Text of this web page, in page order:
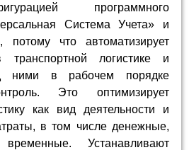
программного
Система Учета» и
потому что автоматизирует
транспортной логистике и
ними в рабочем порядке
Это оптимизирует
как вид деятельности и
в том числе денежные,
Устанавливают